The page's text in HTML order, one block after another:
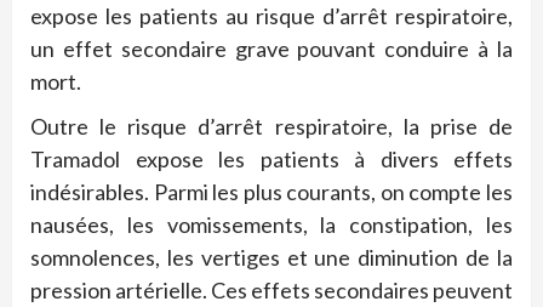
expose les patients au risque d’arrêt respiratoire,
un effet secondaire grave pouvant conduire à la
mort.
Outre le risque d’arrêt respiratoire, la prise de
Tramadol expose les patients à divers effets
indésirables. Parmi les plus courants, on compte les
nausées, les vomissements, la constipation, les
somnolences, les vertiges et une diminution de la
pression artérielle. Ces effets secondaires peuvent